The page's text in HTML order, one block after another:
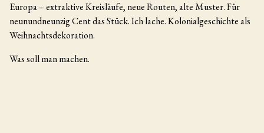
Europa – extraktive Kreisläufe, neue Routen, alte Muster. Für
neunundneunzig Cent das Stück. Ich lache. Kolonialgeschichte als
Weihnachtsdekoration.
Was soll man machen.